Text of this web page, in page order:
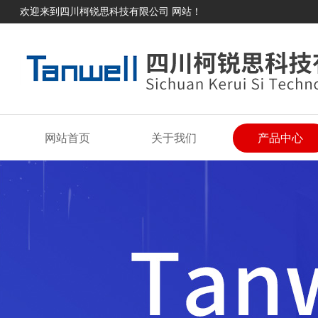
欢迎来到四川柯锐思科技有限公司 网站！
网站首页 关于我们 产品中心